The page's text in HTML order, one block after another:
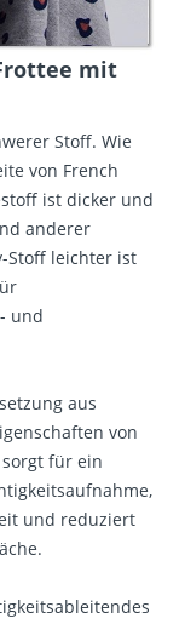
mit
Stoff. Wie
von French
ist dicker und
anderer
Stoff leichter ist
und
aus
von
sorgt für ein
und reduziert